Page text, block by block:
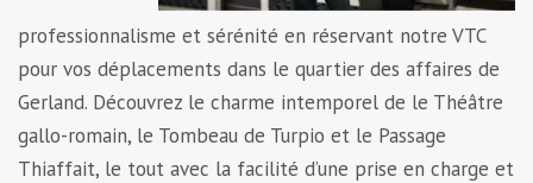
professionnalisme et sérénité en réservant notre VTC
pour vos déplacements dans le quartier des affaires de
Gerland. Découvrez le charme intemporel de le Théâtre
gallo-romain, le Tombeau de Turpio et le Passage
Thiaffait, le tout avec la facilité d’une prise en charge et